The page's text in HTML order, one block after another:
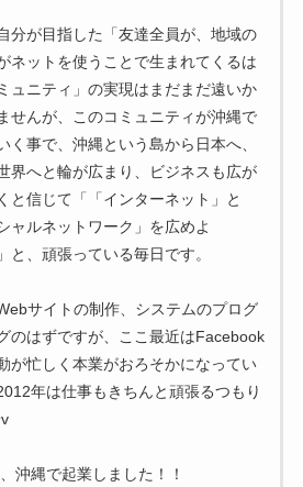
分が目指した「友達全員が、地域の
ネットを使うことで生まれてくるは
ュニティ」の実現はまだまだ遠いか
せんが、このコミュニティが沖縄で
く事で、沖縄という島から日本へ、
界へと輪が広まり、ビジネスも広が
と信じて「「インターネット」と
ャルネットワーク」を広めよ
と、頑張っている毎日です。
サイトの制作、システムのプログ
のはずですが、ここ最近はFacebook
が忙しく本業がおろそかになってい
年は仕事もきちんと頑張るつもり
沖縄で起業しました！！